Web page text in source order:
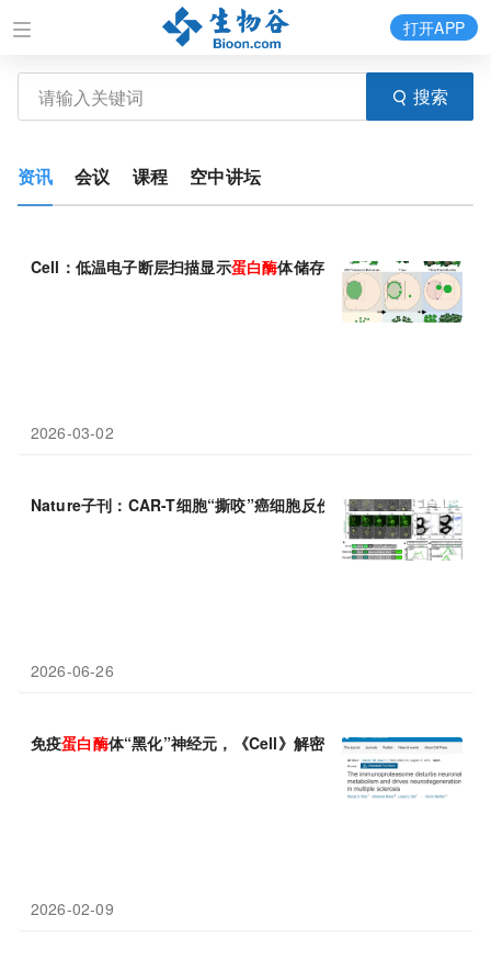
搜索
打开APP
资讯 会议 课程 空中讲坛
Cell：低温电子断层扫描显示蛋白酶体储存颗粒的准晶结构
2026-03-02
Nature子刊：CAR-T细胞“撕咬”癌细胞反伤自身，阻断组织蛋白酶
2026-06-26
免疫蛋白酶体“黑化”神经元，《Cell》解密多发性硬化症神经退变
2026-02-09